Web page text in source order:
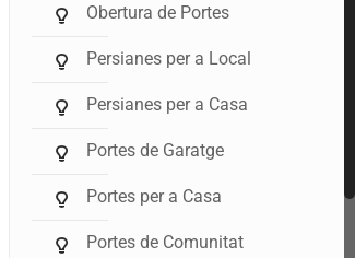
Obertura de Portes
Persianes per a Local
Persianes per a Casa
Portes de Garatge
Portes per a Casa
Portes de Comunitat